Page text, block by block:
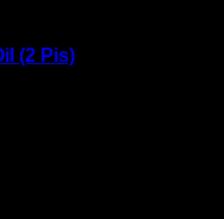
(2 Pis)